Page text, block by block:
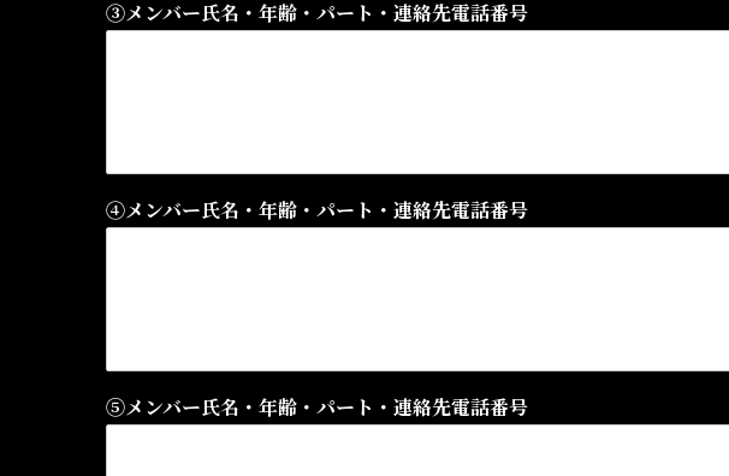
③メンバー氏名・年齢・パート・連絡先電話番号
④メンバー氏名・年齢・パート・連絡先電話番号
⑤メンバー氏名・年齢・パート・連絡先電話番号